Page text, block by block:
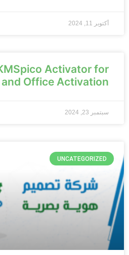
أكتوبر 11, 2024
KMSpico Activator for
and Office Activation
سبتمبر 23, 2024
UNCATEGORIZED